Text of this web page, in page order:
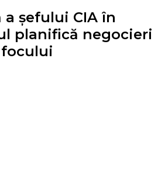
șefului CIA în
planifică negocieri